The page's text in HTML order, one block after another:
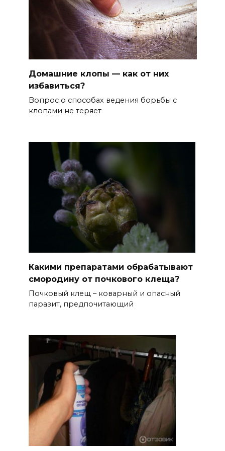
Домашние клопы — как от них
избавиться?
Вопрос о способах ведения борьбы с
клопами не теряет
Какими препаратами обрабатывают
смородину от почкового клеща?
Почковый клещ – коварный и опасный
паразит, предпочитающий